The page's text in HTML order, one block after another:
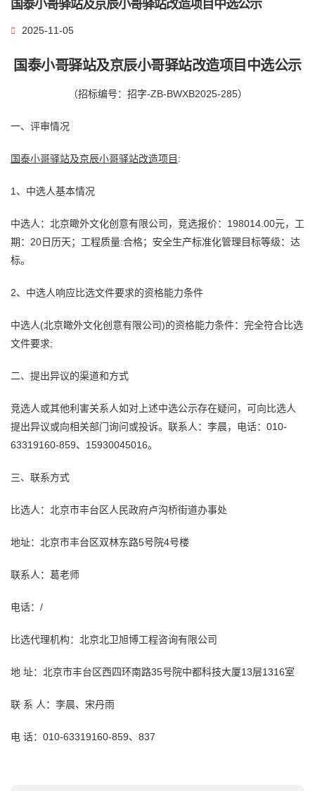
国泰小哥驿站及京辰小哥驿站改造项目中选公示
2025-11-05
国泰小哥驿站及京辰小哥驿站改造项目中选公示
（招标编号：招字-ZB-BWXB2025-285）
一、评审情况
国泰小哥驿站及京辰小哥驿站改造项目 :
1、中选人基本情况
中选人：北京瞰外文化创意有限公司，竞选报价：198014.00元，工
期：20日历天；工程质量:合格；安全生产标准化管理目标等级：达
标。
2、中选人响应比选文件要求的资格能力条件
中选人(北京瞰外文化创意有限公司)的资格能力条件：完全符合比选
文件要求;
二、提出异议的渠道和方式
竞选人或其他利害关系人如对上述中选公示存在疑问，可向比选人
提出异议或向相关部门询问或投诉。联系人：李晨，电话：010-
63319160-859、15930045016。
三、联系方式
比选人：北京市丰台区人民政府卢沟桥街道办事处
地址：北京市丰台区双林东路5号院4号楼
联系人：葛老师
电话：/
比选代理机构：北京北卫旭博工程咨询有限公司
地 址：北京市丰台区西四环南路35号院中都科技大厦13层1316室
联 系 人：李晨、宋丹雨
电 话：010-63319160-859、837